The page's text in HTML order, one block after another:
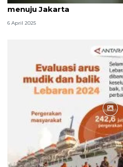
menuju Jakarta
6 April 2025